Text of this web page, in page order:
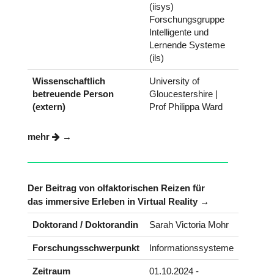
(iisys)
Forschungsgruppe
Intelligente und
Lernende Systeme
(ils)
Wissenschaftlich
betreuende Person
(extern)
University of
Gloucestershire |
Prof Philippa Ward
mehr
Der Beitrag von olfaktorischen Reizen für
das immersive Erleben in Virtual Reality
Doktorand / Doktorandin Sarah Victoria Mohr
Forschungsschwerpunkt Informationssysteme
Zeitraum
01.10.2024 -